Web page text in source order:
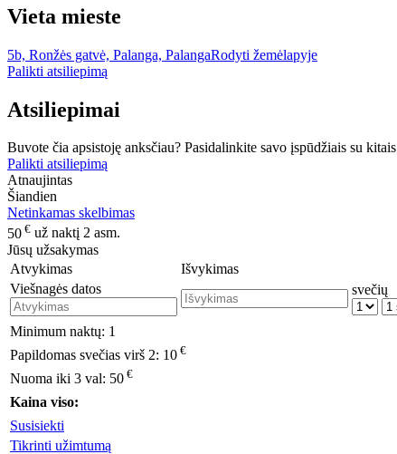
Vieta mieste
5b, Ronžės gatvė, Palanga, PalangaRodyti žemėlapyje
Palikti atsiliepimą
Atsiliepimai
Buvote čia apsistoję anksčiau? Pasidalinkite savo įspūdžiais su kitais
Palikti atsiliepimą
Atnaujintas
Šiandien
Netinkamas skelbimas
50 € už naktį 2 asm.
Jūsų užsakymas
Atvykimas
Išvykimas
Viešnagės datos
svečių
Minimum naktų: 1
Papildomas svečias virš 2: 10 €
Nuoma iki 3 val: 50 €
Kaina viso:
Susisiekti
Tikrinti užimtumą